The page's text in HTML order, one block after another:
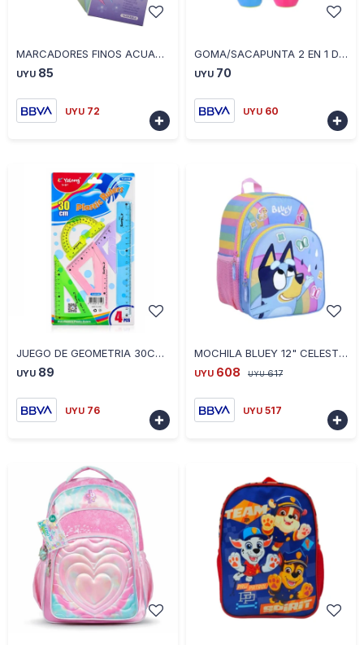
MARCADORES FINOS ACUARELABLES COLORES PASTELES
UYU 85
UYU 72

GOMA/SACAPUNTA 2 EN 1 DISEÑOS DIVERTIDOS
UYU 70
UYU 60

JUEGO DE GEOMETRIA 30CM 88150
UYU 89
UYU 76

MOCHILA BLUEY 12" CELESTE ARCOIRIS 72411 - CELESTE
UYU 608 UYU 617
UYU 517
